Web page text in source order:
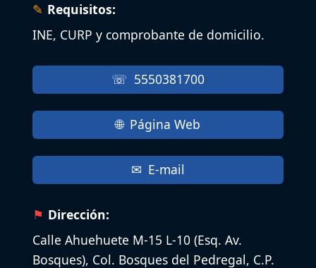
Requisitos:
INE, CURP y comprobante de domicilio.
5550381700
Página Web
E-mail
Dirección:
Calle Ahuehuete M-15 L-10 (Esq. Av.
Bosques), Col. Bosques del Pedregal, C.P.